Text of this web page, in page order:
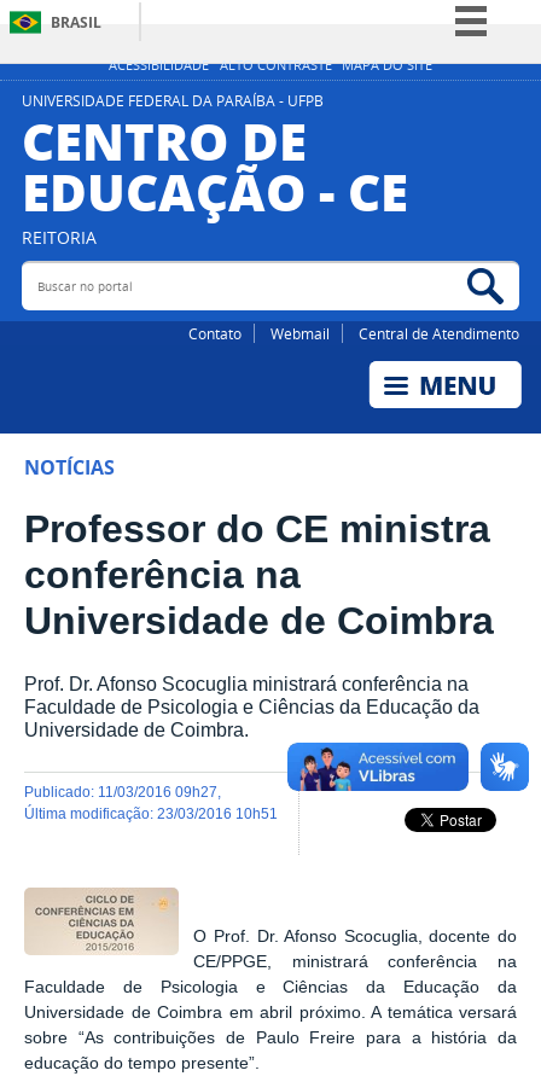
ACESSIBILIDADE ALTO CONTRASTE MAPA DO SITE
BRASIL
Simplifique!
Acesso à informação
Legislação
UNIVERSIDADE FEDERAL DA PARAÍBA - UFPB
CENTRO DE
EDUCAÇÃO - CE
REITORIA
Buscar no portal
Contato Webmail Central de Atendimento
NOTÍCIAS
Professor do CE ministra
conferência na
Universidade de Coimbra
Prof. Dr. Afonso Scocuglia ministrará conferência na
Faculdade de Psicologia e Ciências da Educação da
Universidade de Coimbra.
publicado: 11/03/2016 09h27
última modificação: 23/03/2016 10h51
O Prof. Dr. Afonso Scocuglia, docente do
CE/PPGE, ministrará conferência na
Faculdade de Psicologia e Ciências da Educação da
Universidade de Coimbra em abril próximo. A temática versará
sobre “As contribuições de Paulo Freire para a história da
educação do tempo presente”.